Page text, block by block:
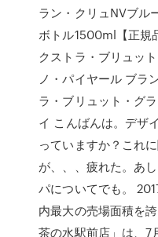
ラン・クリュNVブル
ボトル1500ml【正規
クストラ・ブリュッ
ノ・パイヤール ブラ
ラ・ブリュット・グ
イ こんばんは。デザ
っていますか？これ
が、、、疲れた。あ
パについてでも。
内最大の売場面積を
茶の水駅前店」は、7